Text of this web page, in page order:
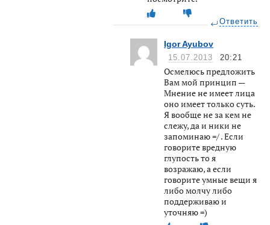
Ответить
Igor Ayubov
15.07.2013 20:21
Осмелюсь предложить
Вам мой принцип —
Мнение не имеет лица
оно имеет только суть.
Я вообще не за кем не
слежу, да и ники не
запоминаю =/ . Если
говорите вредную
глупость то я
возражаю, а если
говорите умные вещи я
либо молчу либо
поддерживаю и
уточняю =)